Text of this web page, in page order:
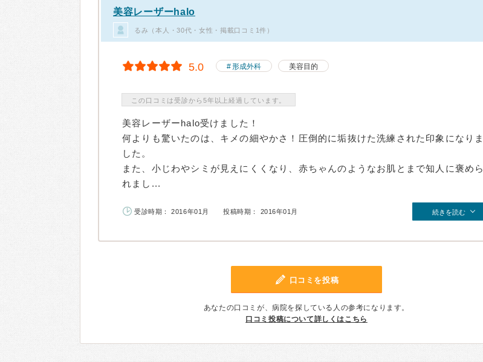
美容レーザーhalo
るみ（本人・30代・女性・掲載口コミ1件）
5.0 形成外科 美容目的
この口コミは受診から5年以上経過しています。
美容レーザーhalo受けました！
何よりも驚いたのは、キメの細やかさ！圧倒的に垢抜けた洗練された印象になりま
した。
また、小じわやシミが見えにくくなり、赤ちゃんのようなお肌とまで知人に褒めら
れまし...
受診時期： 2016年01月 投稿時期： 2016年01月 続きを読む
口コミを投稿
あなたの口コミが、病院を探している人の参考になります。
口コミ投稿について詳しくはこちら